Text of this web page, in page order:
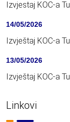
Izvjestaj KOC-a
14/05/2026
Izvještaj KOC-a
13/05/2026
Izvještaj KOC-a
Linkovi